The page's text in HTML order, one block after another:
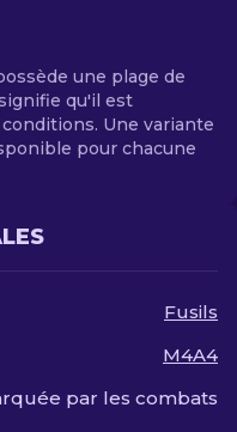
une plage de
qu'il est
Une variante
pour chacune
Fusils
M4A4
par les combats